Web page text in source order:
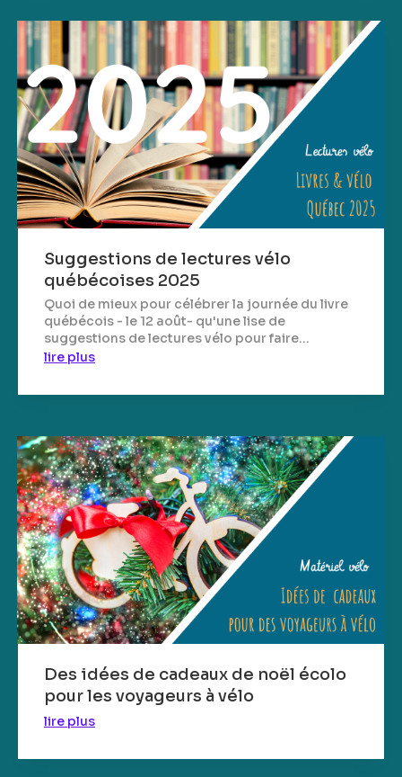
Suggestions de lectures vélo
québécoises 2025
Quoi de mieux pour célébrer la journée du livre
québécois - le 12 août- qu'une lise de
suggestions de lectures vélo pour faire...
lire plus
Des idées de cadeaux de noël écolo
pour les voyageurs à vélo
lire plus